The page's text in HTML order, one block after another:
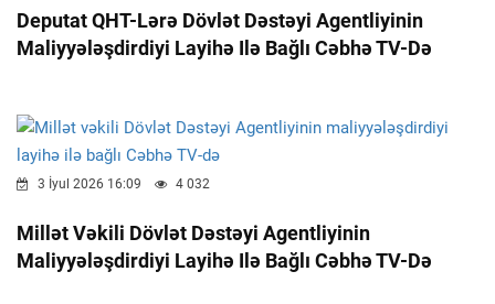
Deputat QHT-Lərə Dövlət Dəstəyi Agentliyinin
Maliyyələşdirdiyi Layihə Ilə Bağlı Cəbhə TV-Də
3 İyul 2026 16:09 4 032
Millət Vəkili Dövlət Dəstəyi Agentliyinin
Maliyyələşdirdiyi Layihə Ilə Bağlı Cəbhə TV-Də